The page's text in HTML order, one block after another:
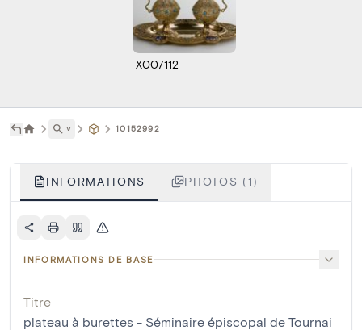
X007112
˅ 10152992
INFORMATIONS PHOTOS (1)
INFORMATIONS DE BASE
Titre
plateau à burettes - Séminaire épiscopal de Tournai